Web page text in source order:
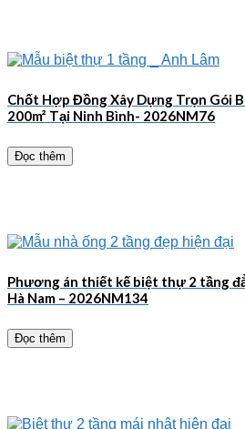
Chốt Hợp Đồng Xây Dựng Trọn Gói
200m² Tại Ninh Bình- 2026NM76
Đọc thêm
Phương án thiết kế biệt thự 2 tầng
Hà Nam – 2026NM134
Đọc thêm